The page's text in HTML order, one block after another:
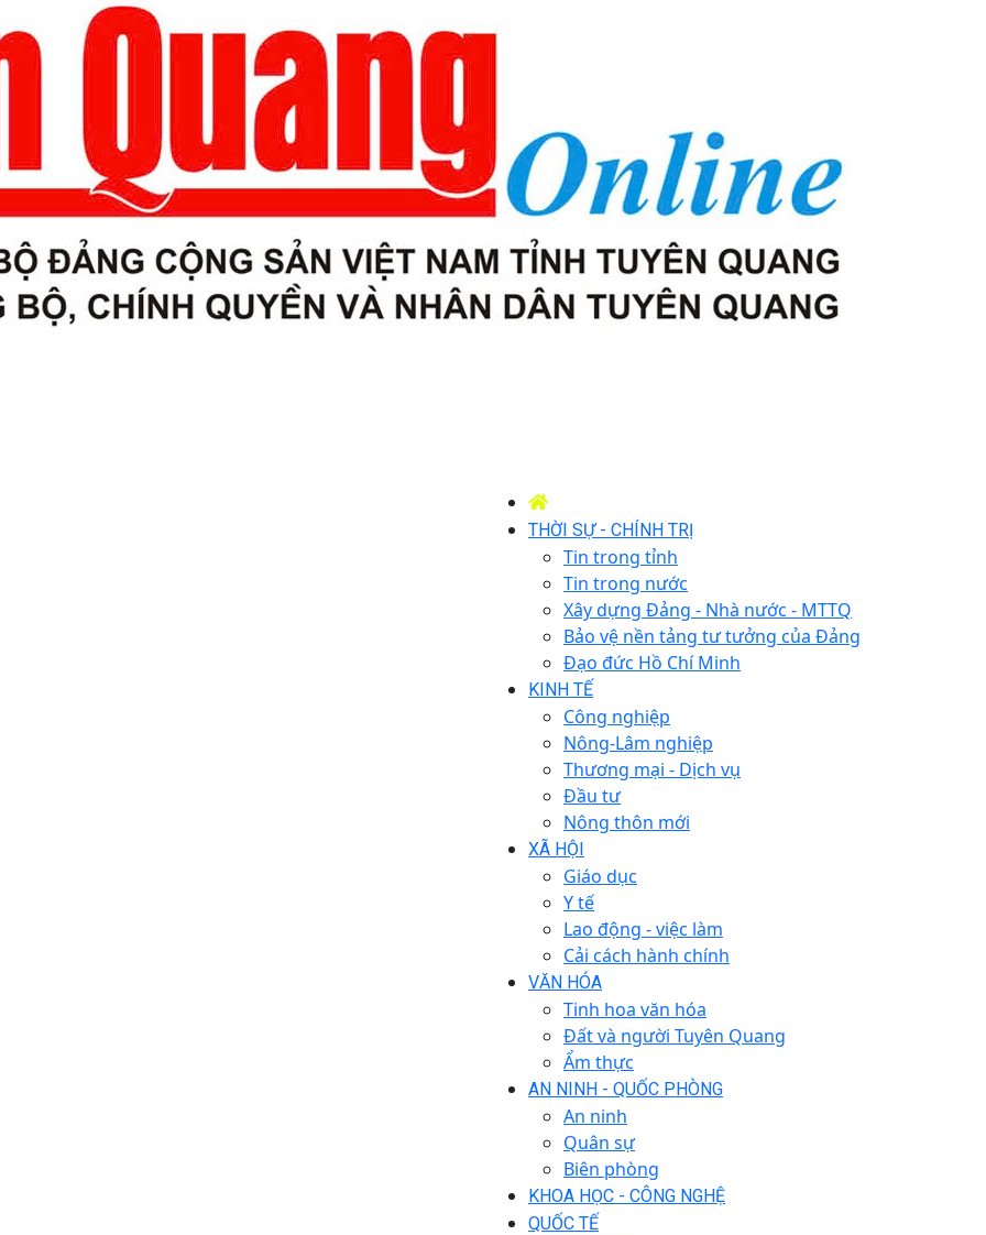
THỜI SỰ - CHÍNH TRỊ
Tin trong tỉnh
Tin trong nước
Xây dựng Đảng - Nhà nước - MTTQ
Bảo vệ nền tảng tư tưởng của Đảng
Đạo đức Hồ Chí Minh
KINH TẾ
Công nghiệp
Nông-Lâm nghiệp
Thương mại - Dịch vụ
Đầu tư
Nông thôn mới
XÃ HỘI
Giáo dục
Y tế
Lao động - việc làm
Cải cách hành chính
VĂN HÓA
Tinh hoa văn hóa
Đất và người Tuyên Quang
Ẩm thực
AN NINH - QUỐC PHÒNG
An ninh
Quân sự
Biên phòng
KHOA HỌC - CÔNG NGHỆ
QUỐC TẾ